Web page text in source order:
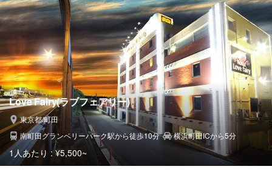
Love Fairy(ラブフェアリー)
東京都/町田
南町田グランベリーパーク駅から徒歩10分
横浜町田ICから5分
1人あたり :¥5,500~